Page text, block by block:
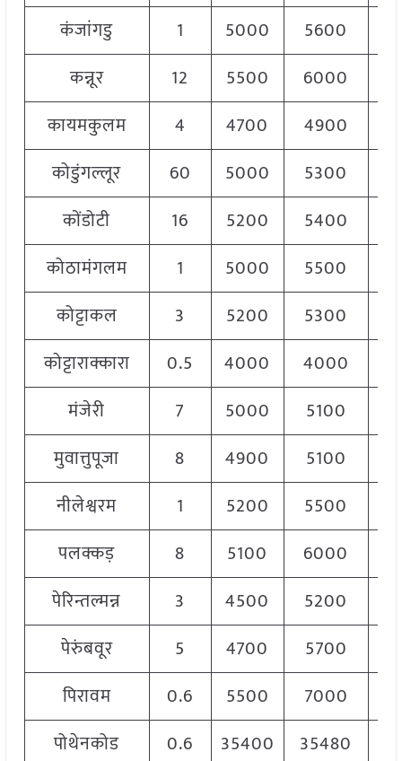
कंजांगडु
1 5000 5600
कन्नूर
12 5500 6000
कायमकुलम
4 4700 4900
कोडुंगल्लूर
60 5000 5300
कोंडोटी
16 5200 5400
कोठामंगलम
1 5000 5500
कोट्टाकल
3 5200 5300
कोट्टाराक्कारा
0.5 4000 4000
मंजेरी
7 5000 5100
मुवात्तुपूजा
8 4900 5100
नीलेश्वरम
1 5200 5500
पलक्कड़
8 5100 6000
पेरिन्तल्मन्न
3 4500 5200
पेरुंबवूर
5 4700 5700
पिरावम
0.6 5500 7000
पोथेनकोड
0.6 35400 35480